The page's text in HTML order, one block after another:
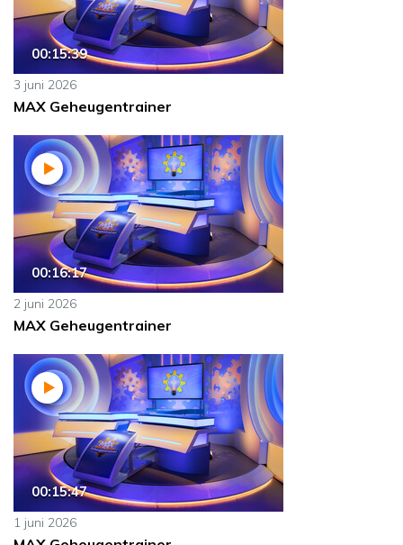
00:15:39
3 juni 2026
MAX Geheugentrainer
00:16:17
2 juni 2026
MAX Geheugentrainer
00:15:47
1 juni 2026